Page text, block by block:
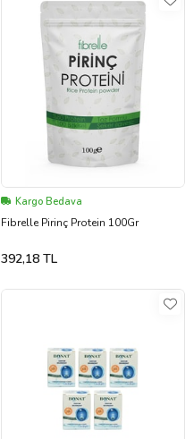
Kargo Bedava
Fibrelle Pirinç Protein 100Gr
392,18 TL